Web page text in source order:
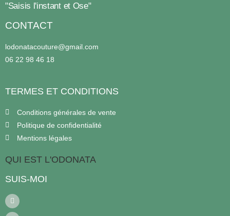
"Saisis l'instant et Ose"
CONTACT
lodonatacouture@gmail.com
06 22 98 46 18
TERMES ET CONDITIONS
Conditions générales de vente
Politique de confidentialité
Mentions légales
QUI EST L'ODONATA
SUIS-MOI